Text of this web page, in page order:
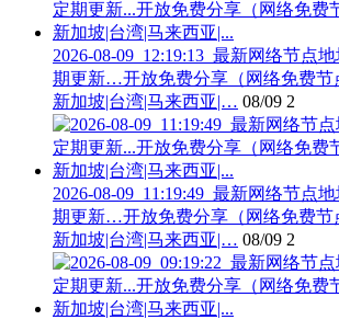
2026-08-09_12:19:13_最新网络节点
期更新…开放免费分享（网络免费节
新加坡|台湾|马来西亚|… 08/09 2
2026-08-09_11:19:49_最新网络节点
期更新…开放免费分享（网络免费节
新加坡|台湾|马来西亚|… 08/09 2